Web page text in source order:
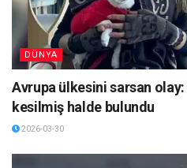
DÜNYA
Avrupa ülkesini sarsan olay:
kesilmiş halde bulundu
2026-03-30